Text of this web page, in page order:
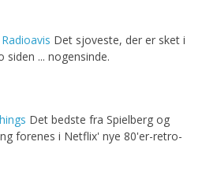
Det sjoveste, der er sket i
siden ... nogensinde.
Det bedste fra Spielberg og
forenes i Netflix' nye 80'er-retro-